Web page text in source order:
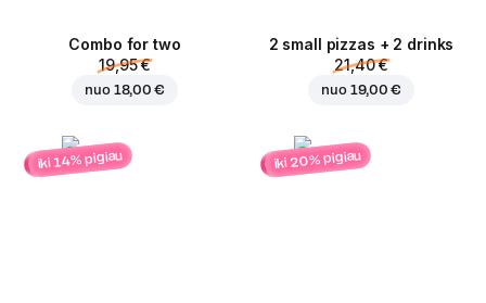
Combo for two
19,95 €
nuo 18,00 €
2 small pizzas + 2 drinks
21,40 €
nuo 19,00 €
iki 14% pigiau iki 20% pigiau